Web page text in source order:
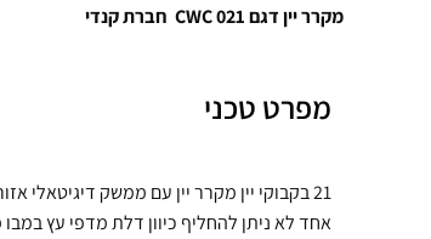
מקרר יין דגם CWC 021 חברת קנדי
מפרט טכני
21 בקבוקי יין מקרר יין עם ממשק דיגיטאלי
אחד לא ניתן להחליף כיוון דלת מדפי עץ